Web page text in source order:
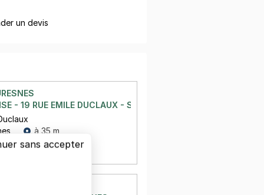
un devis
- 19 RUE EMILE DUCLAUX - SURESNES
à 35 m
sans accepter